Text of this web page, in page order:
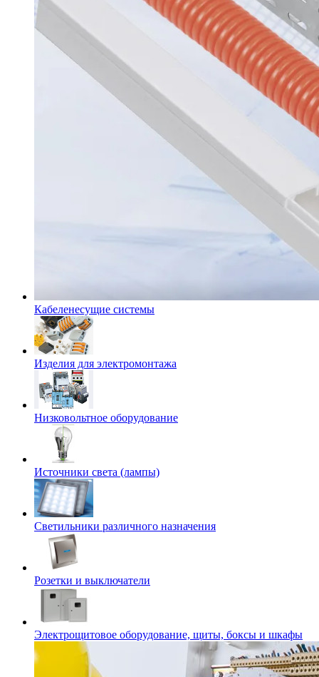
Кабеленесущие системы
Изделия для электромонтажа
Низковольтное оборудование
Источники света (лампы)
Светильники различного назначения
Розетки и выключатели
Электрощитовое оборудование, щиты, боксы и шкафы